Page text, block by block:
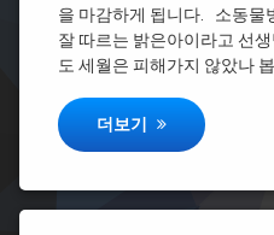
을 마감하게 됩니다. 소동물
잘 따르는 밝은아이라고 선
도 세월은 피해가지 않았나
혹부리 영감님 똘이
더보기